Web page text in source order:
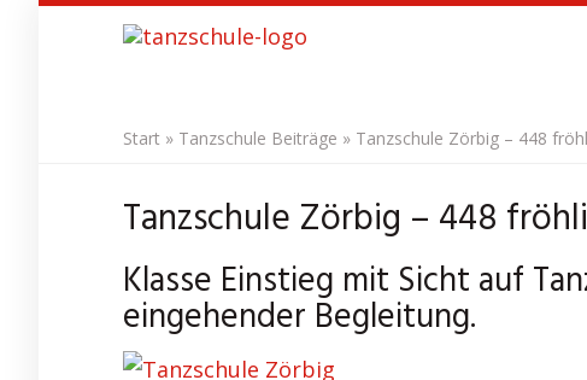
Start » Tanzschule Beiträge » Tanzschule Zörbig – 448
Tanzschule Zörbig – 448
Klasse Einstieg mit Sicht auf
eingehender Begleitung.